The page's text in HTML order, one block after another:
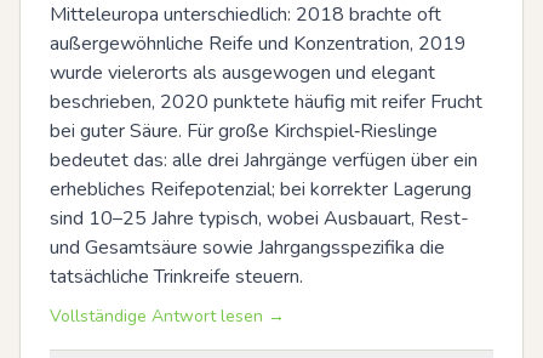
Mitteleuropa unterschiedlich: 2018 brachte oft
außergewöhnliche Reife und Konzentration, 2019
wurde vielerorts als ausgewogen und elegant
beschrieben, 2020 punktete häufig mit reifer Frucht
bei guter Säure. Für große Kirchspiel‑Rieslinge
bedeutet das: alle drei Jahrgänge verfügen über ein
erhebliches Reifepotenzial; bei korrekter Lagerung
sind 10–25 Jahre typisch, wobei Ausbauart, Rest-
und Gesamtsäure sowie Jahrgangsspezifika die
tatsächliche Trinkreife steuern.
Vollständige Antwort lesen →